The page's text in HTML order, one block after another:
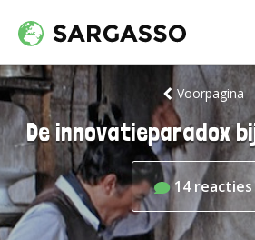
Voorpagina
De innovatieparadox
14 reacties